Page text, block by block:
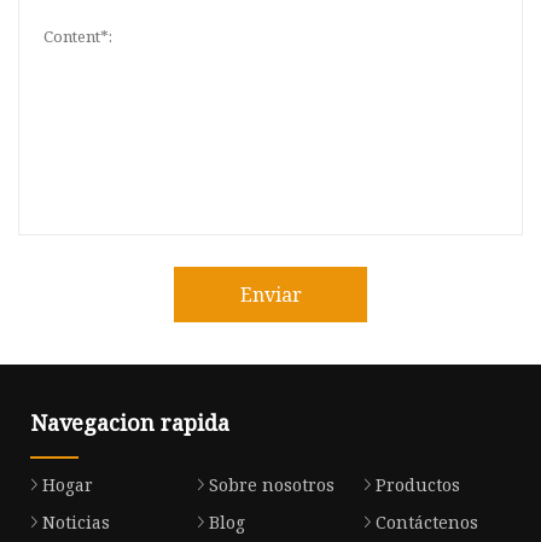
Enviar
Navegacion rapida
Hogar Sobre nosotros
Productos
Noticias
Blog
Contáctenos